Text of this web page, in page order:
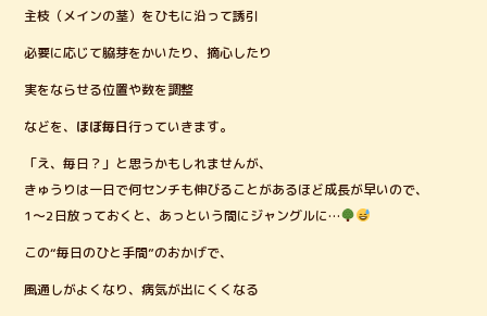
主枝（メインの茎）をひもに沿って誘引
必要に応じて脇芽をかいたり、摘心したり
実をならせる位置や数を調整
などを、 ほぼ毎日行っていきます。
「え、毎日？」と思うかもしれませんが、
きゅうりは一日で何センチも伸びることがあるほど成長が早いので、
1〜2日放っておくと、あっという間にジャングルに…
この“毎日のひと手間”のおかげで、
風通しがよくなり、病気が出にくくなる